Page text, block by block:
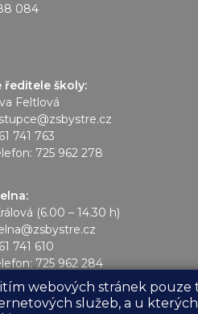
084
ředitele školy:
Feltlová
741 763
725 962 278
(6.00 – 14.30 h)
741 610
725 962 284
webových stránek
služeb, a u